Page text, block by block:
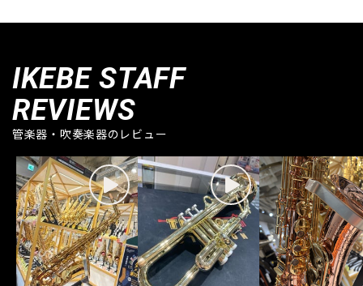
IKEBE STAFF
REVIEWS
管楽器・吹奏楽器のレビュー